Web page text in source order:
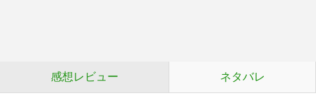
感想レビュー ネタバレ